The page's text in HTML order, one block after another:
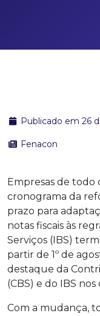
Publicado em 26
Fenacon
Empresas de todo
cronograma da
prazo para
notas fiscais às
Serviços (IBS)
partir de 1º de
destaque da
(CBS) e do IBS
Com a mudança,